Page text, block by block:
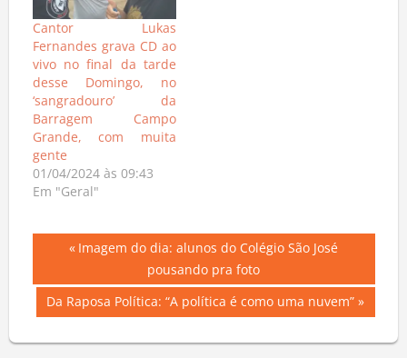
Cantor Lukas
Fernandes grava CD ao
vivo no final da tarde
desse Domingo, no
‘sangradouro’ da
Barragem Campo
Grande, com muita
gente
01/04/2024 às 09:43
Em "Geral"
Navegação
de
Post
Previous
Imagem do dia: alunos do Colégio São José
pousando pra foto
Next
Da Raposa Política: “A política é como uma nuvem”